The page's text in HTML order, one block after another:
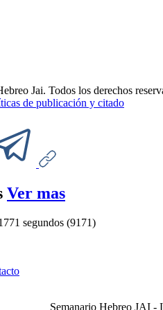
Jai. Todos los derechos
de publicación y citado
Ver mas
segundos (9171)
Semanario Hebreo JAI -